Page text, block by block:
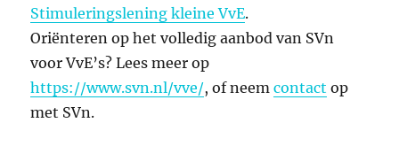
Stimuleringslening kleine VvE.
Oriënteren op het volledig aanbod van SVn
voor VvE’s? Lees meer op
https://www.svn.nl/vve/, of neemcontact op
met SVn.